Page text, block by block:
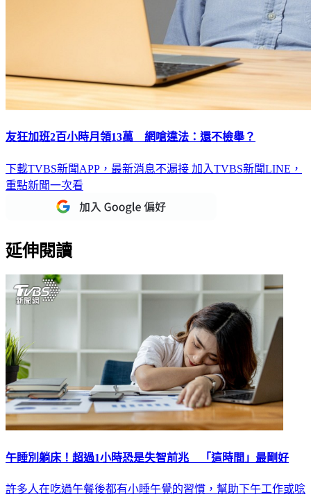
友狂加班2百小時月領13萬 網嗆違法：還不檢舉？
下載TVBS新聞APP，最新消息不漏接 加入TVBS新聞LINE，
重點新聞一次看
延伸閱讀
午睡別躺床！超過1小時恐是失智前兆 「這時間」最剛好
許多人在吃過午餐後都有小睡午覺的習慣，幫助下午工作或唸